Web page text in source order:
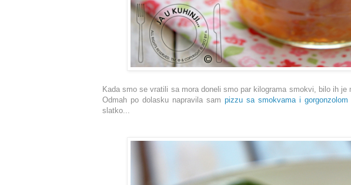
Kada smo se vratili sa mora doneli smo par kilograma smokvi, bilo ih
Odmah po dolasku napravila sam pizzu sa smokvama i gorgonzolom
slatko...